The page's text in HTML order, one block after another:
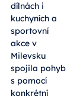
dílnách i
kuchyních a
sportovní
akce v
Milevsku
spojila pohyb
s pomocí
konkrétní